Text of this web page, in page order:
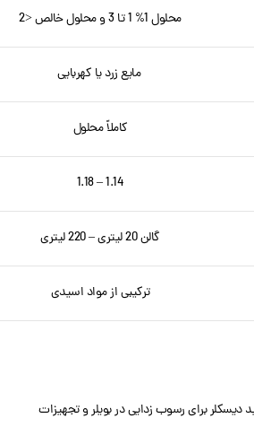
محلول 1% 1 تا 3 و محلول خالص <2
مایع زرد یا کهربایی
کاملاً محلول
1.14 – 1.18
گالن 20 لیتری – 220 لیتری
ترکیبی از مواد اسیدی
دیسکلر برای رسوب زدایی در بویلر و تجهیزات